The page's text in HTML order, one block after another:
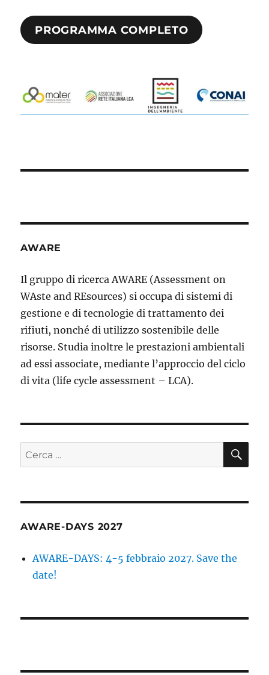
PROGRAMMA COMPLETO
AWARE
Il gruppo di ricerca AWARE (Assessment on
WAste and REsources) si occupa di sistemi di
gestione e di tecnologie di trattamento dei
rifiuti, nonché di utilizzo sostenibile delle
risorse. Studia inoltre le prestazioni ambientali
ad essi associate, mediante l’approccio del ciclo
di vita (life cycle assessment – LCA).
Cerca:
AWARE-DAYS 2027
AWARE-DAYS: 4-5 febbraio 2027. Save the
date!